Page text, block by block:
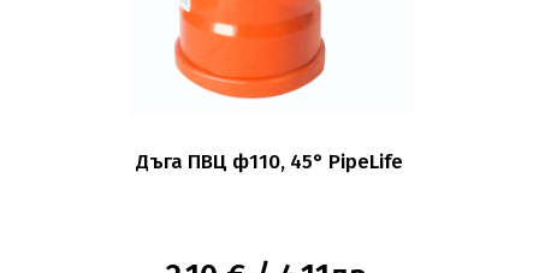
Дъга ПВЦ ф110, 45° PipeLife